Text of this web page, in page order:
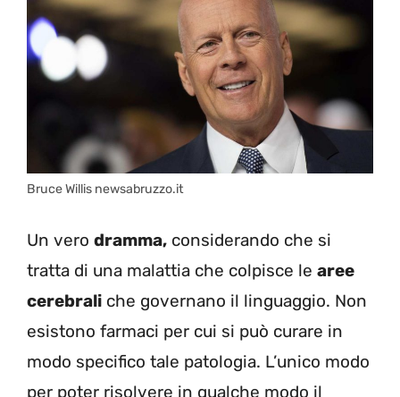
Bruce Willis newsabruzzo.it
Un vero dramma, considerando che si
tratta di una malattia che colpisce le aree
cerebrali che governano il linguaggio. Non
esistono farmaci per cui si può curare in
modo specifico tale patologia. L’unico modo
per poter risolvere in qualche modo il